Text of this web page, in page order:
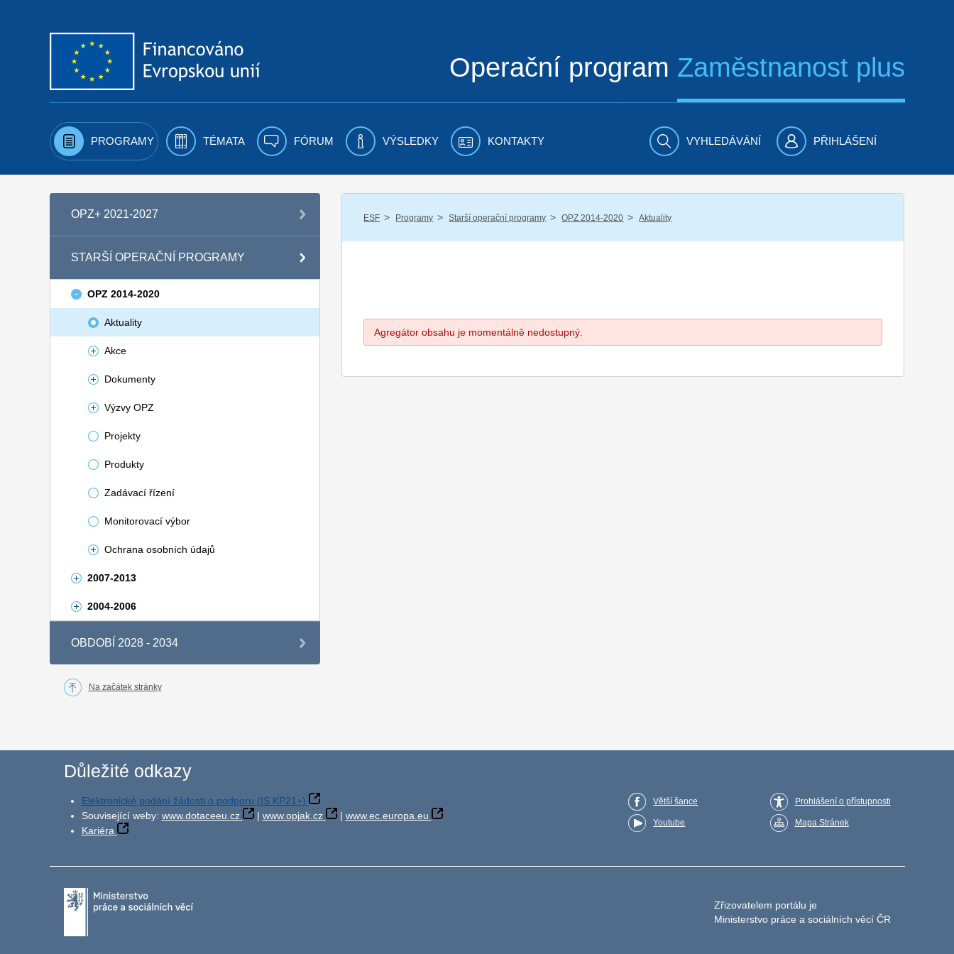
Operační program Zaměstnanost plus
PROGRAMY TÉMATA FÓRUM VÝSLEDKY KONTAKTY VYHLEDÁVÁNÍ PŘIHLÁŠENÍ
OPZ+ 2021-2027
STARŠÍ OPERAČNÍ PROGRAMY
OPZ 2014-2020
Aktuality
Akce
Dokumenty
Výzvy OPZ
Projekty
Produkty
Zadávací řízení
Monitorovací výbor
Ochrana osobních údajů
2007-2013
2004-2006
OBDOBÍ 2028 - 2034
ESF / Programy / Starší operační programy / OPZ 2014-2020 / Aktuality
Agregátor obsahu je momentálně nedostupný.
Na začátek stránky
Důležité odkazy
Elektronické podání žádosti o podporu (IS KP21+)
Související weby: www.dotaceeu.cz | www.opjak.cz | www.ec.europa.eu
Kariéra
Větší šance
Youtube
Prohlášení o přístupnosti
Mapa Stránek
Zřizovatelem portálu je
Ministerstvo práce a sociálních věcí ČR